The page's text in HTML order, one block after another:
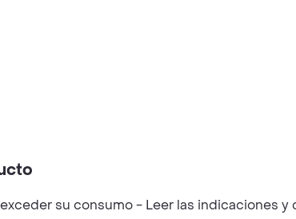
su consumo - Leer las indicaciones